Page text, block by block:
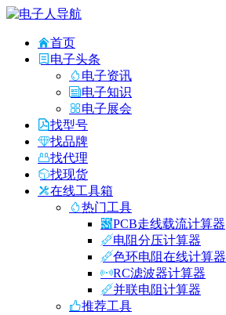
首页
电子头条
电子资讯
电子知识
电子展会
找型号
找品牌
找代理
找现货
在线工具箱
热门工具
PCB走线载流计算器
电阻分压计算器
色环电阻在线计算器
RC滤波器计算器
并联电阻计算器
推荐工具